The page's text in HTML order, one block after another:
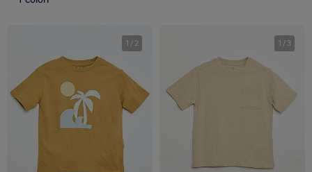
1 / 2 1 / 3